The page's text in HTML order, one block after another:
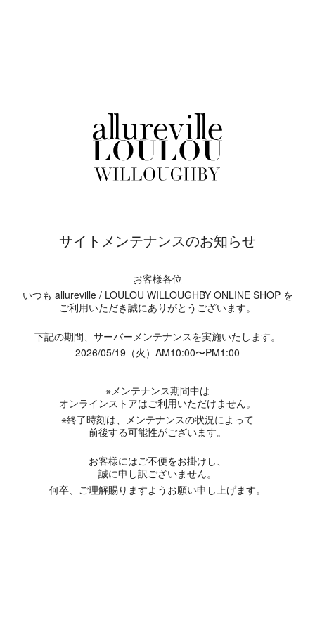
サイトメンテナンスのお知らせ
お客様各位
いつも allureville / LOULOU WILLOUGHBY ONLINE SHOP を
ご利用いただき誠にありがとうございます。
下記の期間、サーバーメンテナンスを実施いたします。
2026/05/19（火）AM10:00〜PM1:00
※メンテナンス期間中は
オンラインストアはご利用いただけません。
※終了時刻は、メンテナンスの状況によって
前後する可能性がございます。
お客様にはご不便をお掛けし、
誠に申し訳ございません。
何卒、ご理解賜りますようお願い申し上げます。